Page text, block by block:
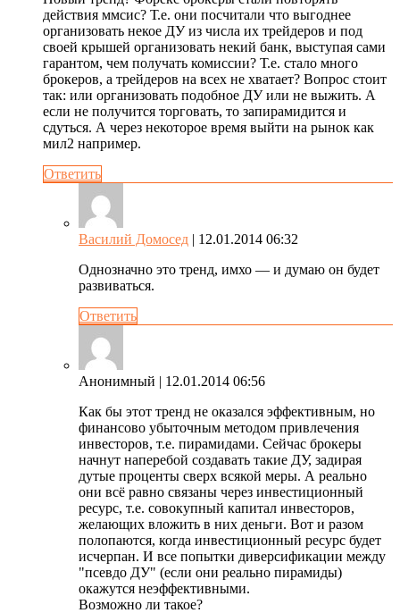
действия ммсис? Т.е. они посчитали что выгоднее
организовать некое ДУ из числа их трейдеров и под
своей крышей организовать некий банк, выступая сами
гарантом, чем получать комиссии? Т.е. стало много
брокеров, а трейдеров на всех не хватает? Вопрос стоит
так: или организовать подобное ДУ или не выжить. А
если не получится торговать, то запирамидится и
сдуться. А через некоторое время выйти на рынок как
мил2 например.
Ответить
Василий Домосед | 12.01.2014 06:32
Однозначно это тренд, имхо — и думаю он будет
развиваться.
Ответить
Анонимный | 12.01.2014 06:56
Как бы этот тренд не оказался эффективным, но
финансово убыточным методом привлечения
инвесторов, т.е. пирамидами. Сейчас брокеры
начнут наперебой создавать такие ДУ, задирая
дутые проценты сверх всякой меры. А реально
они всё равно связаны через инвестиционный
ресурс, т.е. совокупный капитал инвесторов,
желающих вложить в них деньги. Вот и разом
полопаются, когда инвестиционный ресурс будет
исчерпан. И все попытки диверсификации между
"псевдо ДУ" (если они реально пирамиды)
окажутся неэффективными.
Возможно ли такое?